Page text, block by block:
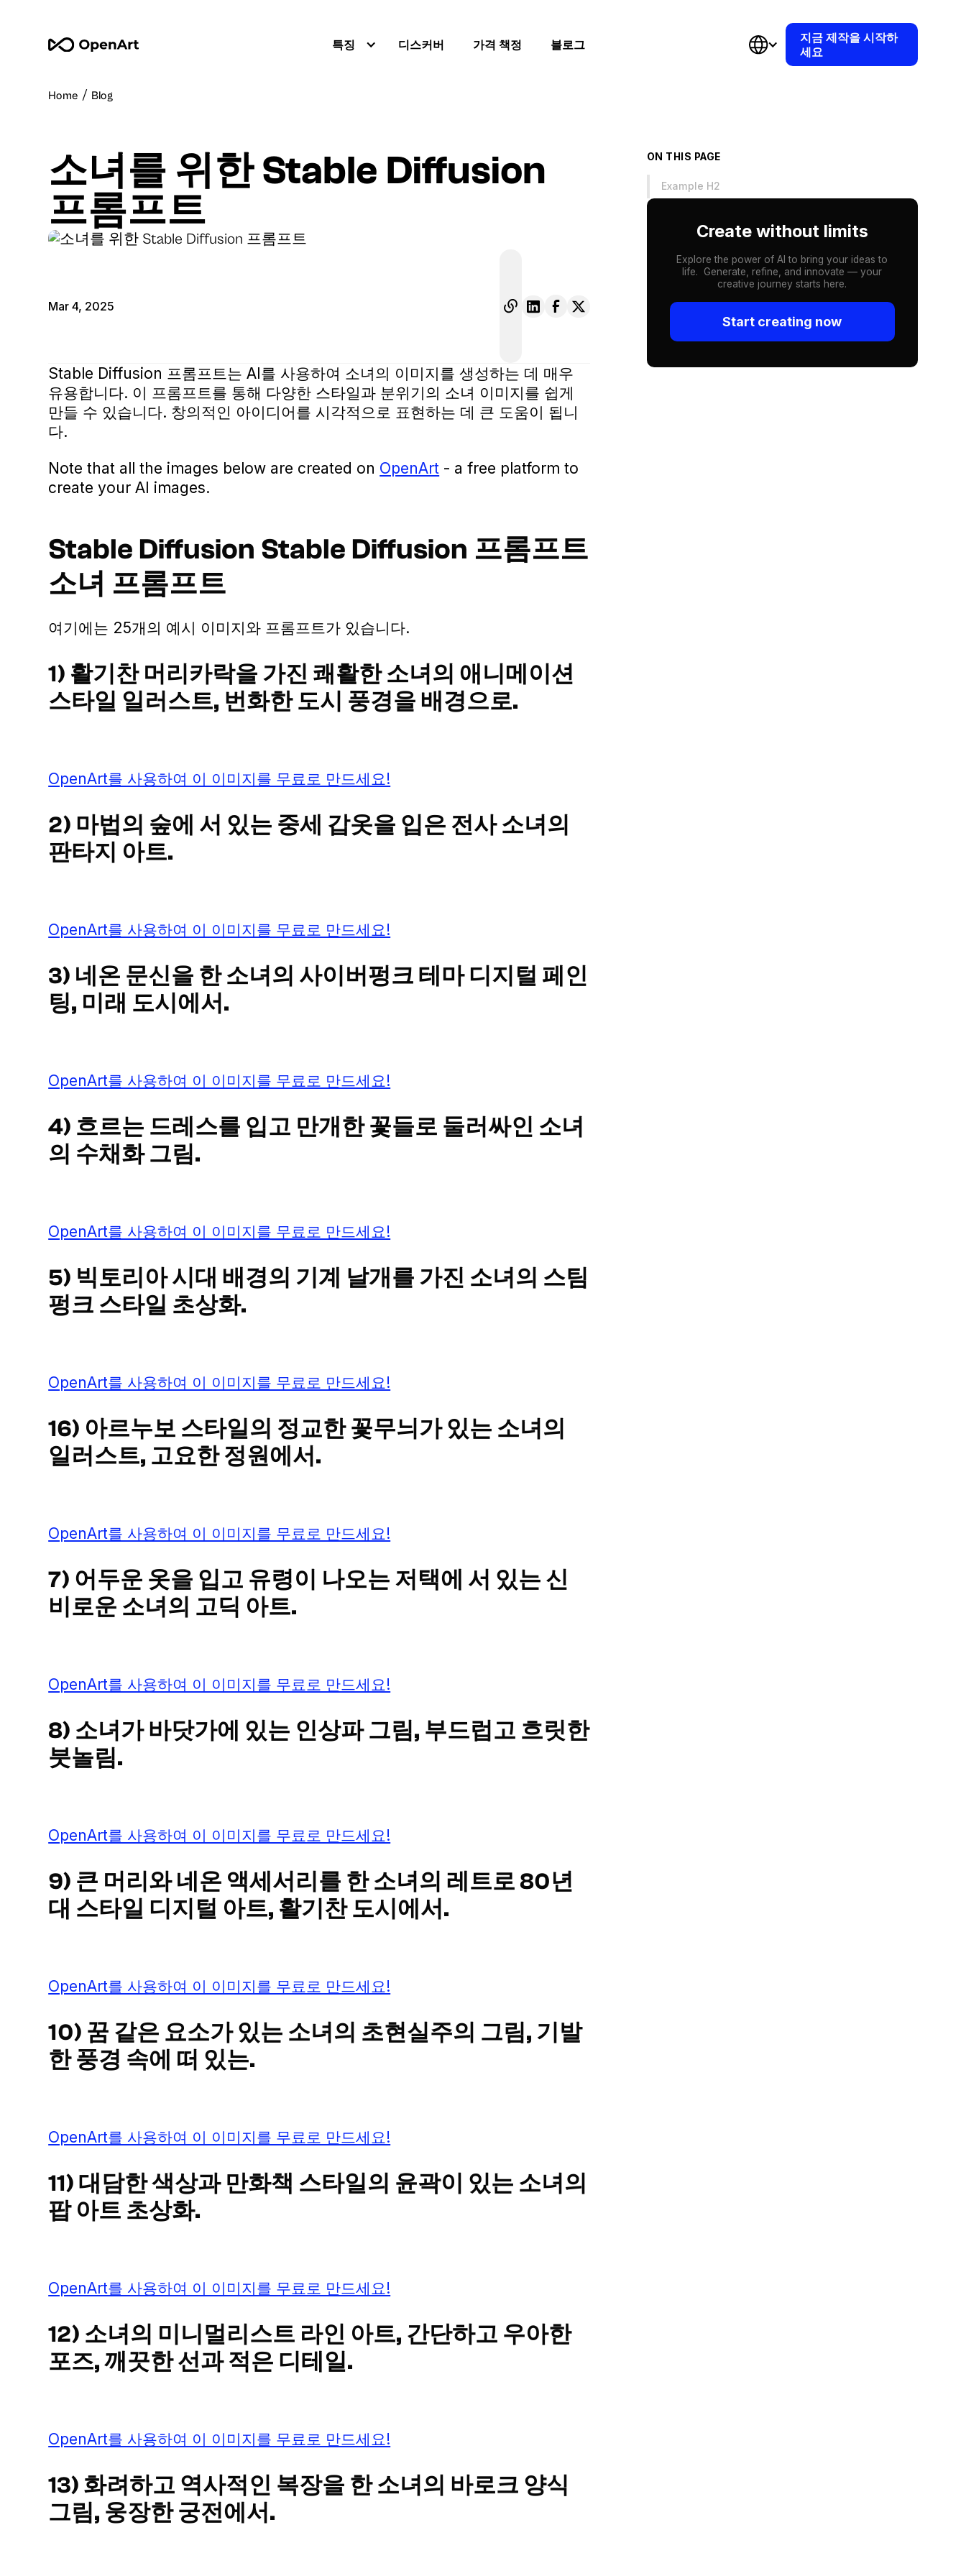
특징 디스커버 가격 책정 블로그
지금 제작을 시작하
세요
Home / Blog
소녀를 위한 Stable Diffusion
프롬프트
Mar 4, 2025
Stable Diffusion 프롬프트는 AI를 사용하여 소녀의 이미지를 생성하는 데 매우
유용합니다. 이 프롬프트를 통해 다양한 스타일과 분위기의 소녀 이미지를 쉽게
만들 수 있습니다. 창의적인 아이디어를 시각적으로 표현하는 데 큰 도움이 됩니
다.
Note that all the images below are created on OpenArt - a free platform to
create your AI images.
Stable Diffusion Stable Diffusion 프롬프트
소녀 프롬프트
여기에는 25개의 예시 이미지와 프롬프트가 있습니다.
1) 활기찬 머리카락을 가진 쾌활한 소녀의 애니메이션
스타일 일러스트, 번화한 도시 풍경을 배경으로.
OpenArt를 사용하여 이 이미지를 무료로 만드세요!
2) 마법의 숲에 서 있는 중세 갑옷을 입은 전사 소녀의
판타지 아트.
OpenArt를 사용하여 이 이미지를 무료로 만드세요!
3) 네온 문신을 한 소녀의 사이버펑크 테마 디지털 페인
팅, 미래 도시에서.
OpenArt를 사용하여 이 이미지를 무료로 만드세요!
4) 흐르는 드레스를 입고 만개한 꽃들로 둘러싸인 소녀
의 수채화 그림.
OpenArt를 사용하여 이 이미지를 무료로 만드세요!
5) 빅토리아 시대 배경의 기계 날개를 가진 소녀의 스팀
펑크 스타일 초상화.
OpenArt를 사용하여 이 이미지를 무료로 만드세요!
16) 아르누보 스타일의 정교한 꽃무늬가 있는 소녀의
일러스트, 고요한 정원에서.
OpenArt를 사용하여 이 이미지를 무료로 만드세요!
7) 어두운 옷을 입고 유령이 나오는 저택에 서 있는 신
비로운 소녀의 고딕 아트.
OpenArt를 사용하여 이 이미지를 무료로 만드세요!
8) 소녀가 바닷가에 있는 인상파 그림, 부드럽고 흐릿한
붓놀림.
OpenArt를 사용하여 이 이미지를 무료로 만드세요!
9) 큰 머리와 네온 액세서리를 한 소녀의 레트로 80년
대 스타일 디지털 아트, 활기찬 도시에서.
OpenArt를 사용하여 이 이미지를 무료로 만드세요!
10) 꿈 같은 요소가 있는 소녀의 초현실주의 그림, 기발
한 풍경 속에 떠 있는.
OpenArt를 사용하여 이 이미지를 무료로 만드세요!
11) 대담한 색상과 만화책 스타일의 윤곽이 있는 소녀의
팝 아트 초상화.
OpenArt를 사용하여 이 이미지를 무료로 만드세요!
12) 소녀의 미니멀리스트 라인 아트, 간단하고 우아한
포즈, 깨끗한 선과 적은 디테일.
OpenArt를 사용하여 이 이미지를 무료로 만드세요!
13) 화려하고 역사적인 복장을 한 소녀의 바로크 양식
그림, 웅장한 궁전에서.
ON THIS PAGE
Example H2
Create without limits
Explore the power of AI to bring your ideas to
life. Generate, refine, and innovate — your
creative journey starts here.
Start creating now